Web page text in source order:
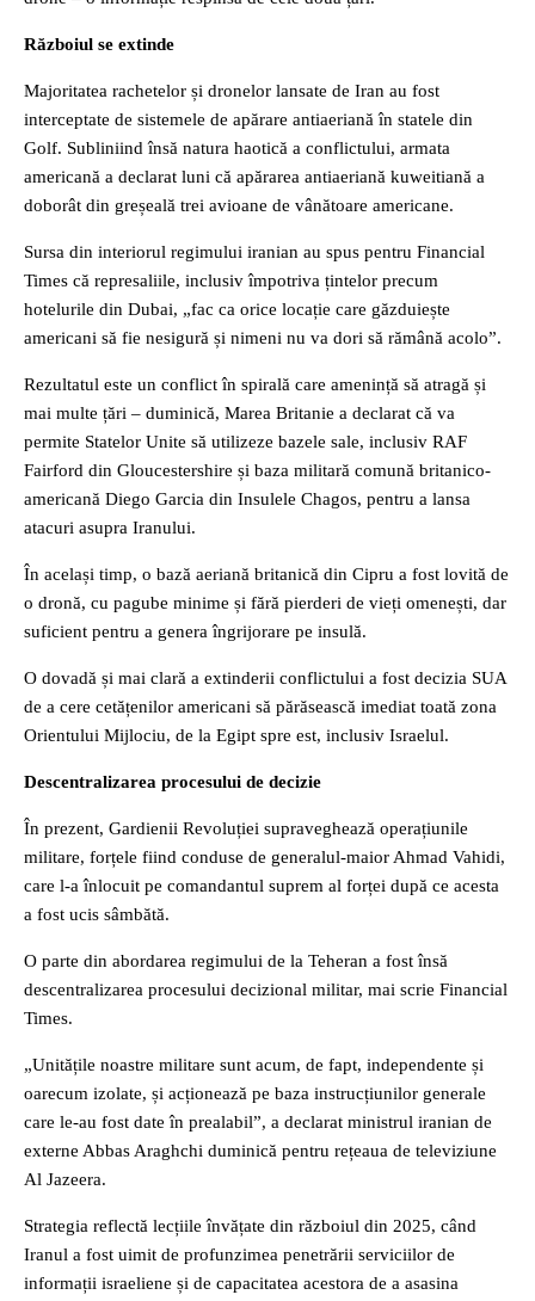
Războiul se extinde
Majoritatea rachetelor și dronelor lansate de Iran au fost
interceptate de sistemele de apărare antiaeriană în statele din
Golf. Subliniind însă natura haotică a conflictului, armata
americană a declarat luni că apărarea antiaeriană kuweitiană a
doborât din greșeală trei avioane de vânătoare americane.
Sursa din interiorul regimului iranian au spus pentru Financial
Times că represaliile, inclusiv împotriva țintelor precum
hotelurile din Dubai, „fac ca orice locație care găzduiește
americani să fie nesigură și nimeni nu va dori să rămână acolo”.
Rezultatul este un conflict în spirală care amenință să atragă și
mai multe țări – duminică, Marea Britanie a declarat că va
permite Statelor Unite să utilizeze bazele sale, inclusiv RAF
Fairford din Gloucestershire și baza militară comună britanico-
americană Diego Garcia din Insulele Chagos, pentru a lansa
atacuri asupra Iranului.
În același timp, o bază aeriană britanică din Cipru a fost lovită de
o dronă, cu pagube minime și fără pierderi de vieți omenești, dar
suficient pentru a genera îngrijorare pe insulă.
O dovadă și mai clară a extinderii conflictului a fost decizia SUA
de a cere cetățenilor americani să părăsească imediat toată zona
Orientului Mijlociu, de la Egipt spre est, inclusiv Israelul.
Descentralizarea procesului de decizie
În prezent, Gardienii Revoluției supraveghează operațiunile
militare, forțele fiind conduse de generalul-maior Ahmad Vahidi,
care l-a înlocuit pe comandantul suprem al forței după ce acesta
a fost ucis sâmbătă.
O parte din abordarea regimului de la Teheran a fost însă
descentralizarea procesului decizional militar, mai scrie Financial
Times.
„Unitățile noastre militare sunt acum, de fapt, independente și
oarecum izolate, și acționează pe baza instrucțiunilor generale
care le-au fost date în prealabil”, a declarat ministrul iranian de
externe Abbas Araghchi duminică pentru rețeaua de televiziune
Al Jazeera.
Strategia reflectă lecțiile învățate din războiul din 2025, când
Iranul a fost uimit de profunzimea penetrării serviciilor de
informații israeliene și de capacitatea acestora de a asasina